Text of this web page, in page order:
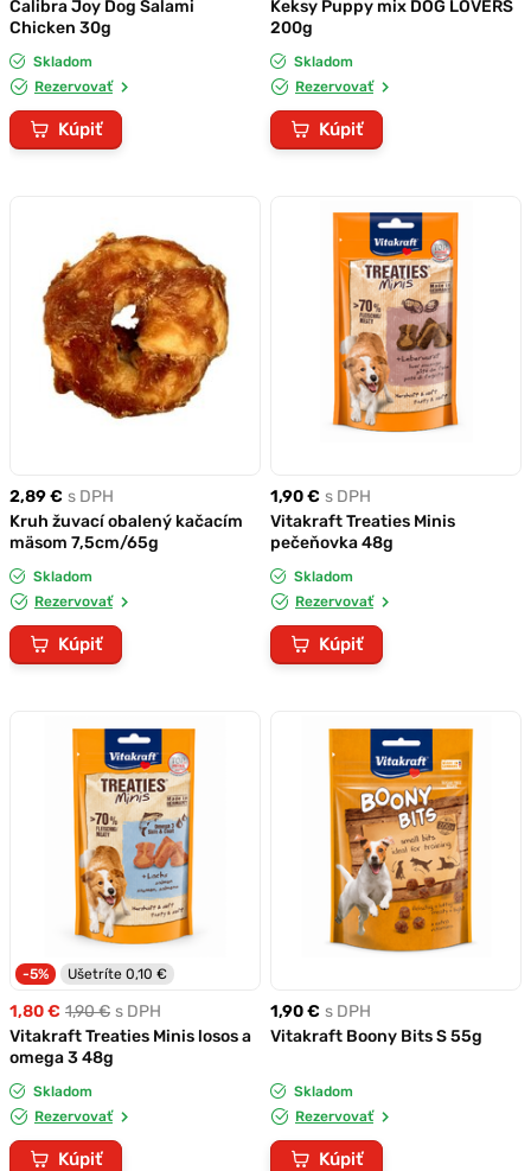
Calibra Joy Dog Salami
Chicken 30g
Skladom
Rezervovať
Kúpiť
Keksy Puppy mix DOG LOVERS
200g
Skladom
Rezervovať
Kúpiť
2,89 € s DPH
Kruh žuvací obalený kačacím
mäsom 7,5cm/65g
Skladom
Rezervovať
Kúpiť
1,90 € s DPH
Vitakraft Treaties Minis
pečeňovka 48g
Skladom
Rezervovať
Kúpiť
-5% Ušetríte 0,10 €
1,90 €
1,80 €
s DPH
Vitakraft Treaties Minis losos a
omega 3 48g
Skladom
Rezervovať
Kúpiť
1,90 € s DPH
Vitakraft Boony Bits S 55g
Skladom
Rezervovať
Kúpiť